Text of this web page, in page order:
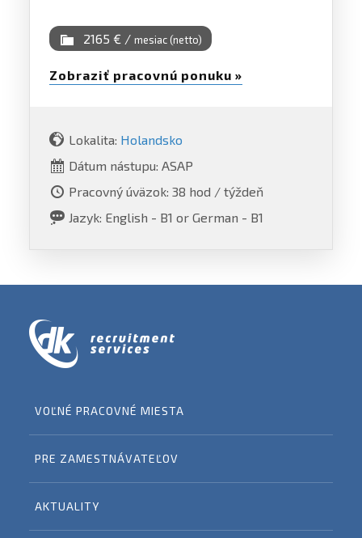
2165 € / mesiac (netto)
Zobraziť pracovnú ponuku »
Lokalita: Holandsko
Dátum nástupu: ASAP
Pracovný úväzok: 38 hod / týždeň
Jazyk: English - B1 or German - B1
VOĽNÉ PRACOVNÉ MIESTA
PRE ZAMESTNÁVATEĽOV
AKTUALITY